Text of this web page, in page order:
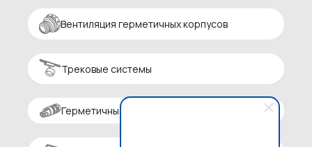
Вентиляция герметичных корпусов
Трековые системы
Герметичные разъемы